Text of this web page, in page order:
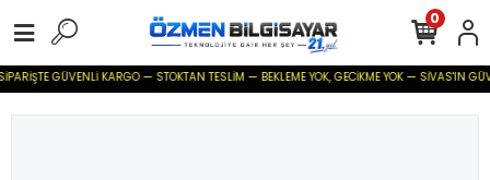
GÜVENLİ KARGO — STOKTAN TESLİM — BEKLEME YOK, GECİKME YOK — SİVAS'IN
0